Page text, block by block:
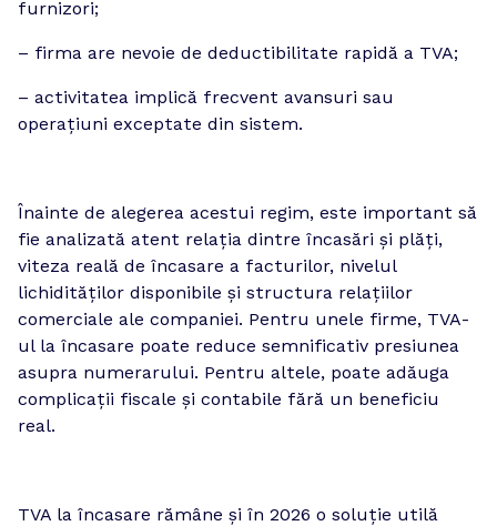
furnizori;
– firma are nevoie de deductibilitate rapidă a TVA;
– activitatea implică frecvent avansuri sau
operațiuni exceptate din sistem.
Înainte de alegerea acestui regim, este important să
fie analizată atent relația dintre încasări și plăți,
viteza reală de încasare a facturilor, nivelul
lichidităților disponibile și structura relațiilor
comerciale ale companiei. Pentru unele firme, TVA-
ul la încasare poate reduce semnificativ presiunea
asupra numerarului. Pentru altele, poate adăuga
complicații fiscale și contabile fără un beneficiu
real.
TVA la încasare rămâne și în 2026 o soluție utilă